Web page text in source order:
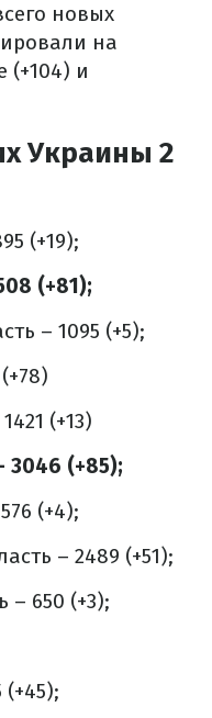
новых
на
(+104) и
Украины 2
(+19);
(+81);
– 1095 (+5);
(+13)
3046 (+85);
(+4);
– 2489 (+51);
– 650 (+3);
(+45);